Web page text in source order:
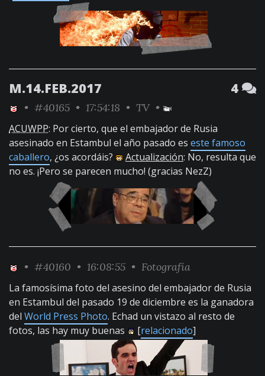
M.14.FEB.2017 4
• #40165 • 17:54:18 • TV•
ACUWPP: Por cierto, que el embajador de Rusia
asesinado en Estambul el año pasado es este famoso
caballero, ¿os acordáis? Actualización: No, resulta que
no es. ¡Pero se parecen mucho! (gracias NezZ)
• #40160 • 16:08:55 • Fotografía
La famosísima foto del asesino del embajador de Rusia
en Estambul del pasado 19 de diciembre es la ganadora
del World Press Photo. Echad un vistazo al resto de
fotos, las hay muy buenas
[relacionado]